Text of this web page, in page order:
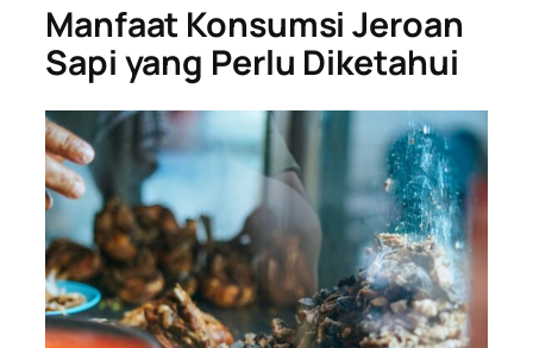
Manfaat Konsumsi Jeroan
Sapi yang Perlu Diketahui